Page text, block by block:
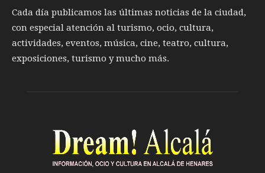
Cada día publicamos las últimas noticias de la ciudad,
con especial atención al turismo, ocio, cultura,
actividades, eventos, música, cine, teatro, cultura,
exposiciones, turismo y mucho más.